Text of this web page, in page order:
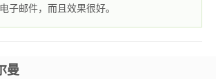
子邮件，而且效果很好。
曼